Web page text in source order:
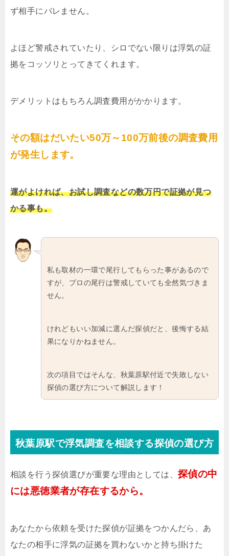
ず相手にバレません。
よほど警戒されていたり、シロでない限りは浮気の証
拠をコッソリとってきてくれます。
デメリットはもちろん調査費用がかかります。
その額はだいたい50万～100万前後の調査費用
が発生します。
運がよければ、お試し調査などの数万円で証拠が見つ
かる事も。
私も取材の一環で尾行してもらった事があるので
すが、プロの尾行は警戒していても全然気づきま
せん。
けれどもいい加減に選んだ探偵だと、後悔する結
果になりかねません。
次の項目ではそんな、秋葉原駅付近で失敗しない
探偵の選び方について解説します！
秋葉原駅で浮気調査を相談する探偵の選び方
相談を行う探偵選びが重要な理由としては、 探偵の中
には悪徳業者が存在するから。
あなたから依頼を受けた探偵が証拠をつかんだら、あ
なたの相手に浮気の証拠を買わないかと持ち掛けた